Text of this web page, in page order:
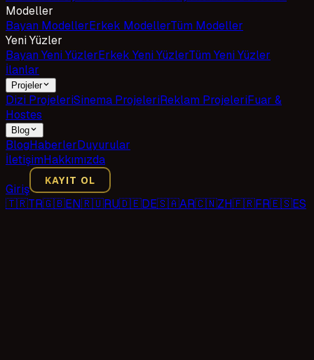
Modeller
Bayan ModellerErkek ModellerTüm Modeller
Yeni Yüzler
Bayan Yeni YüzlerErkek Yeni YüzlerTüm Yeni Yüzler
İlanlar
Projeler
Dizi ProjeleriSinema ProjeleriReklam ProjeleriFuar &
Hostes
Blog
BlogHaberlerDuyurular
İletişimHakkımızda
Giriş
KAYIT OL
🇹🇷TR🇬🇧EN🇷🇺RU🇩🇪DE🇸🇦AR🇨🇳ZH🇫🇷FR🇪🇸ES